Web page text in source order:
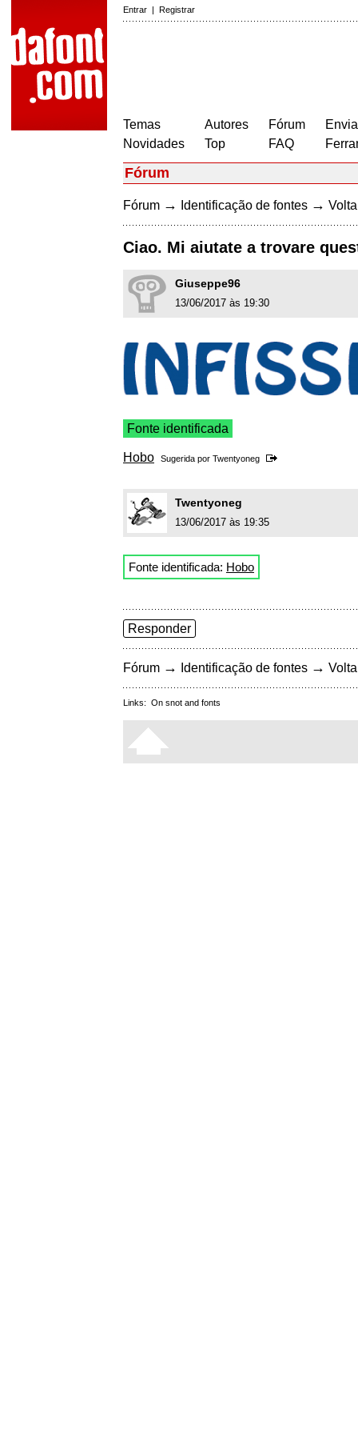
Entrar | Registrar
Temas
Novidades
Autores
Top
Fórum
FAQ
Fórum
Fórum → Identificação de fontes →
Ciao. Mi aiutate a trovare
Giuseppe96
13/06/2017 às 19:30
Fonte identificada
Hobo Sugerida por Twentyoneg
Twentyoneg
13/06/2017 às 19:35
Fonte identificada: Hobo
Responder
Fórum → Identificação de fontes →
Links: On snot and fonts